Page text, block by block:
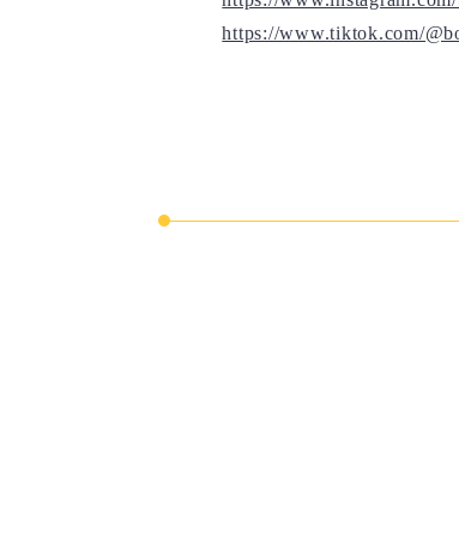
https://www.tiktok.com/